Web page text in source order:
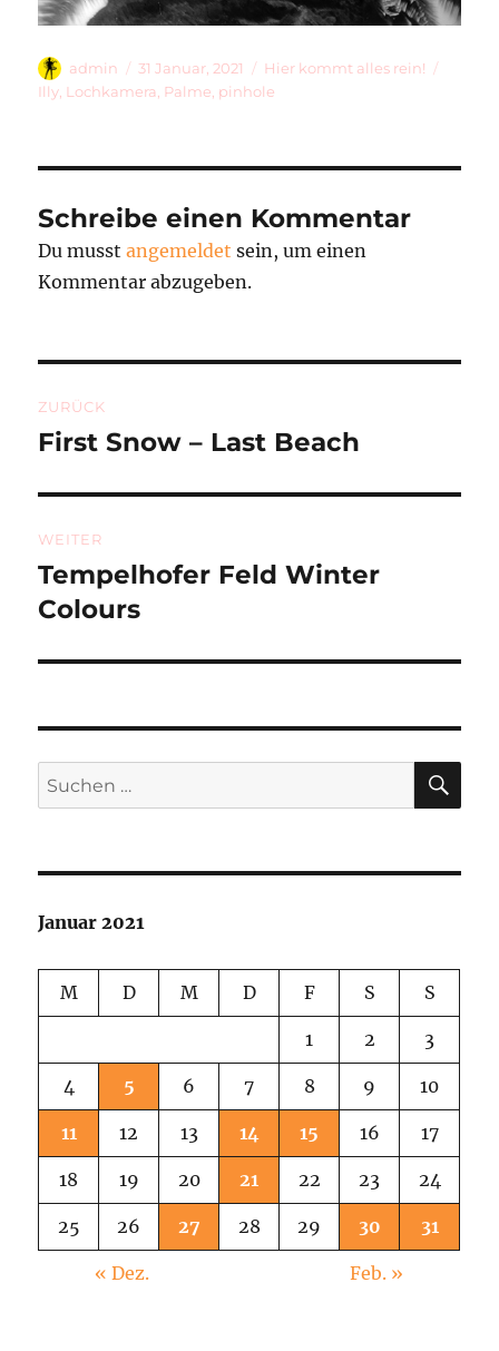
Autor
admin
Veröffentlicht
am
31 Januar, 2021 Kategorien
Hier kommt alles rein!
Illy, Lochkamera, Palme, pinhole
Schreibe einen Kommentar
Du musstangemeldet sein, um einen
Kommentar abzugeben.
ZURÜCK
Vorheriger
First Snow – Last Beach
WEITER
Nächster
Beitrag:
Tempelhofer Feld Winter
Colours
Suchen
nach:
Januar 2021
M D M D F S S
1 2 3
4 5 6 7 8 9 10
11 12 13 14 15 16 17
18 19 20 21 22 23 24
25 26 27 28 29 30 31
« Dez. Feb. »